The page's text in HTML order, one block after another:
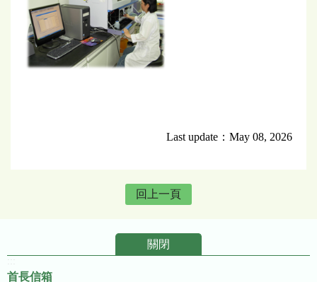
Last update：May 08, 2026
回上一頁
關閉
首長信箱